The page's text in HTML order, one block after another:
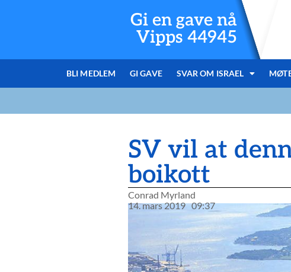
Gi en gave nå
Vipps 44945
BLI MEDLEM GI GAVE SVAR OM ISRAEL
SV vil at
boikott
Conrad Myrland
14. mars 2019 09:37